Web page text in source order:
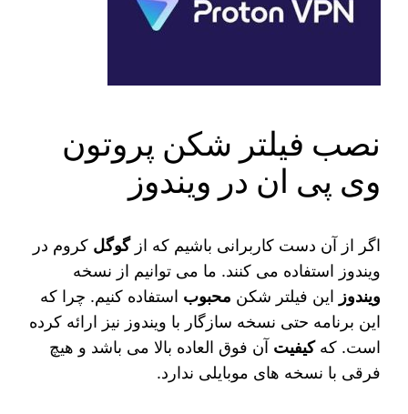
نصب فیلتر شکن پروتون
وی پی ان در ویندوز
اگر از آن دست کاربرانی باشیم که ازگوگل کروم در
ویندوز استفاده می‌ کنند. ما می‌ توانیم از نسخه
ویندوز این فیلتر شکن محبوب استفاده کنیم. چرا که
این برنامه حتی نسخه سازگار با ویندوز نیز ارائه کرده
است. کهکیفیت آن فوق العاده بالا می‌ باشد و هیچ
فرقی با نسخه‌ های موبایلی ندارد.